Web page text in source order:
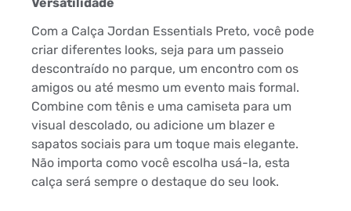
Com a Calça Jordan Essentials Preto, você pode
criar diferentes looks, seja para um passeio
descontraído no parque, um encontro com os
amigos ou até mesmo um evento mais formal.
Combine com tênis e uma camiseta para um
visual descolado, ou adicione um blazer e
sapatos sociais para um toque mais elegante.
Não importa como você escolha usá-la, esta
calça será sempre o destaque do seu look.